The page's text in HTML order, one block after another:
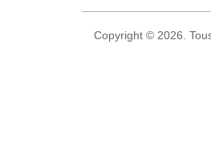
Copyright © 2026.